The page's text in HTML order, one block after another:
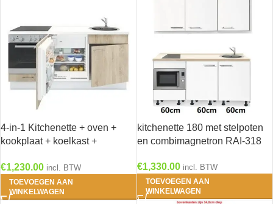
4-in-1 Kitchenette + oven +
kookplaat + koelkast +
€1,230.00 incl. BTW
TOEVOEGEN AAN
WINKELWAGEN
kitchenette 180 met stelpoten
en combimagnetron RAI-318
€1,330.00 incl. BTW
TOEVOEGEN AAN
WINKELWAGEN